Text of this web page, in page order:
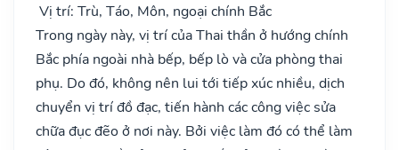
Vị trí: Trù, Táo, Môn, ngoại chính Bắc
Trong ngày này, vị trí của Thai thần ở hướng chính
Bắc phía ngoài nhà bếp, bếp lò và cửa phòng thai
phụ. Do đó, không nên lui tới tiếp xúc nhiều, dịch
chuyển vị trí đồ đạc, tiến hành các công việc sửa
chữa đục đẽo ở nơi này. Bởi việc làm đó có thể làm